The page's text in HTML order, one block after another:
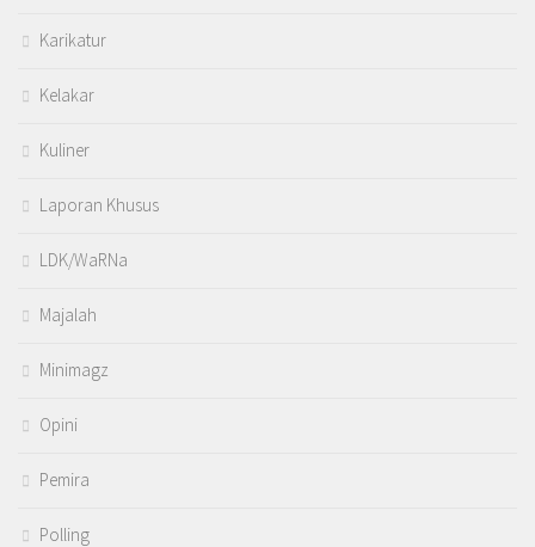
Karikatur
Kelakar
Kuliner
Laporan Khusus
LDK/WaRNa
Majalah
Minimagz
Opini
Pemira
Polling